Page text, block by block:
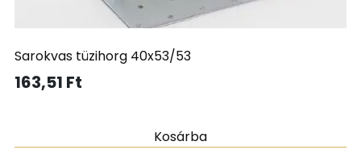
Sarokvas tüzihorg 40x53/53
163,51 Ft
Kosárba